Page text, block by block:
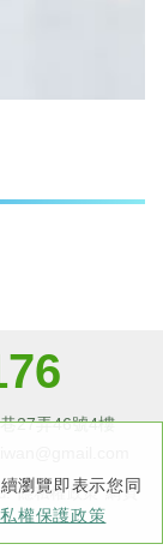
瀏覽即表示您同
權保護政策
27弄46號4樓
隱私權政策 網頁